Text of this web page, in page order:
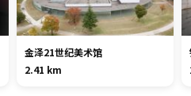
金泽21世纪美术馆
2.41 km